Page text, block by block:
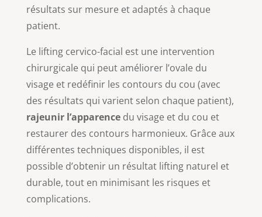
résultats sur mesure et adaptés à chaque
patient.
Le lifting cervico-facial est une intervention
chirurgicale qui peut améliorer l’ovale du
visage et redéfinir les contours du cou (avec
des résultats qui varient selon chaque patient),
rajeunir l’apparencedu visage et du cou et
restaurer des contours harmonieux. Grâce aux
différentes techniques disponibles, il est
possible d’obtenir un résultat lifting naturel et
durable, tout en minimisant les risques et
complications.